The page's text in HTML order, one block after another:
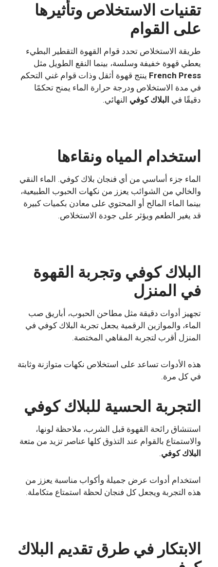
تقنيات الاستخلاص وتأثيرها
على القوام
طريقة الاستخلاص تحدد قوام القهوة التقطير البطيء
يعطي قهوة خفيفة وسلسة، بينما النقع الطويل مثل
French Press ينتج قهوة أثقل وذات قوام غني التحكم
في مدة الاستخلاص ودرجة حرارة الماء يمنح تحكمًا
دقيقًا في البلاك كوفي النهائي.
استخدام المياه ونقاءها
الماء جزء أساسي من أي فنجان بلاك كوفي. الماء النقي
والخالي من الشوائب يعزز من نكهات الحبوب الطبيعية،
بينما الماء المالح أو المحتوي على معادن بكميات كبيرة
قد يغير الطعم ويؤثر على جودة الاستخلاص.
البلاك كوفي وتجربة القهوة
في المنزل
تجهيز أدوات دقيقة مثل مطاحن الحبوب، أباريق صب
الماء، والموازين الرقمية يجعل تجربة البلاك كوفي في
المنزل أقرب لتجربة المقاهي المختصة.
هذه الأدوات تساعد على استخلاص نكهات متوازنة وثابتة
في كل مرة.
التجربة الحسية للبلاك كوفي
استنشاق رائحة القهوة قبل الشرب، ملاحظة لونها،
والاستمتاع بالقوام عند التذوق كلها عناصر تزيد من متعة
البلاك كوفي.
استخدام أدوات عرض جميلة وأكواب مناسبة يعزز من
هذه التجربة ويجعل كل فنجان لحظة استمتاع متكاملة.
الابتكار في طرق تقديم البلاك